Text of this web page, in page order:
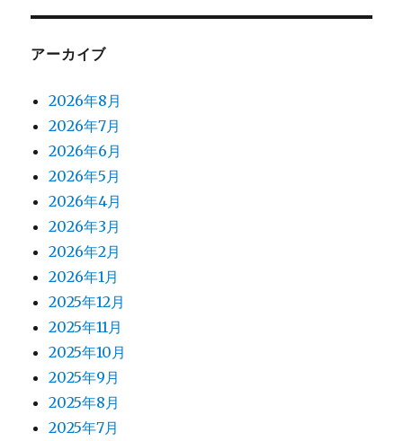
アーカイブ
2026年8月
2026年7月
2026年6月
2026年5月
2026年4月
2026年3月
2026年2月
2026年1月
2025年12月
2025年11月
2025年10月
2025年9月
2025年8月
2025年7月